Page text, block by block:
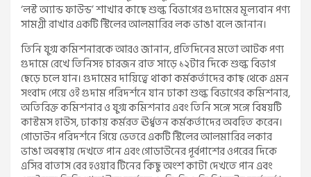
‘লস্ট অ্যান্ড ফাউন্ড’ শাখার কাছে শুল্ক বিভাগের গুদামের মূল্যবান পণ্য
সামগ্রী রাখার একটি স্টিলের আলমারির লক ভাঙা বলে জানান।
তিনি যুগ্ম কমিশনারকে আরও জানান, প্রতিদিনের মতো আটক পণ্য
গুদামে রেখে তিনিসহ চারজন রাত সাড়ে ১২টার দিকে শুল্ক বিভাগ
ছেড়ে চলে যান। গুদামের দায়িত্বে থাকা কর্মকর্তাদের কাছ থেকে এমন
সংবাদ পেয়ে ওই গুদাম পরিদর্শনে যান ঢাকা শুল্ক বিভাগের কমিশনার,
অতিরিক্ত কমিশনার ও যুগ্ম কমিশনার এবং তিনি সঙ্গে সঙ্গে বিষয়টি
কাস্টমস হাউস, ঢাকায় কর্মরত ঊর্ধ্বতন কর্মকর্তাদের অবহিত করেন।
গোডাউন পরিদর্শনে গিয়ে ভেতরে একটি স্টিলের আলমারির লকার
ভাঙা অবস্থায় দেখতে পান এবং গোডাউনের পূর্বপাশের ওপরের দিকে
এসির বাতাস বের হওয়ার টিনের কিছু অংশ কাটা দেখতে পান এবং